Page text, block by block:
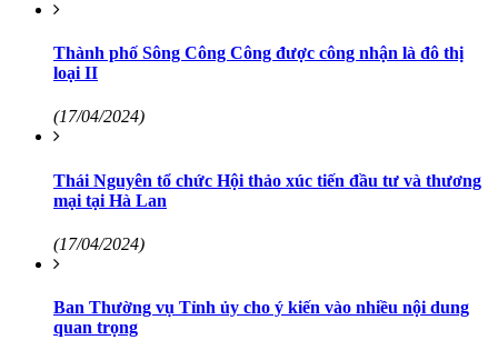
Thành phố Sông Công Công được công nhận là đô thị
loại II
(17/04/2024)
Thái Nguyên tổ chức Hội thảo xúc tiến đầu tư và thương
mại tại Hà Lan
(17/04/2024)
Ban Thường vụ Tỉnh ủy cho ý kiến vào nhiều nội dung
quan trọng